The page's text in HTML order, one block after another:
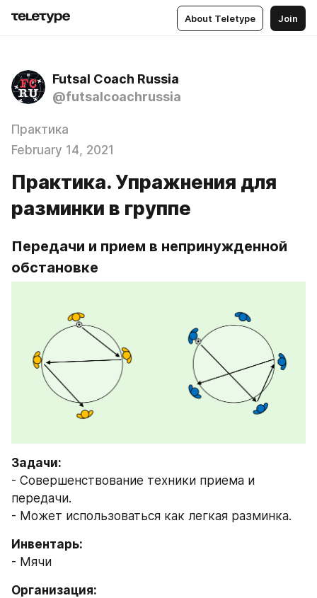
About Teletype Join
Futsal Coach Russia
@futsalcoachrussia
Практика
February 14, 2021
Практика. Упражнения для
разминки в группе
Передачи и прием в непринужденной
обстановке
Задачи:
- Совершенствование техники приема и
передачи.
- Может использоваться как легкая разминка.
Инвентарь:
- Мячи
Организация: